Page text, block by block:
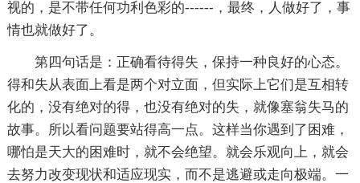
视的，是不带任何功利色彩的------，最终，人做好了，事
情也就做好了。
第四句话是：正确看待得失，保持一种良好的心态。
得和失从表面上看是两个对立面，但实际上它们是互相转
化的，没有绝对的得，也没有绝对的失，就像塞翁失马的
故事。所以看问题要站得高一点。这样当你遇到了困难，
哪怕是天大的困难时，就不会绝望。就会乐观向上，就会
去努力改变现状和适应现实，而不是逃避或走向极端。一